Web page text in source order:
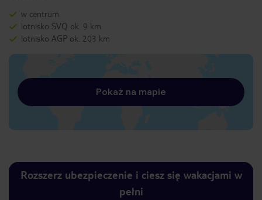
w centrum
lotnisko SVQ ok. 9 km
lotnisko AGP ok. 203 km
Pokaż na mapie
Rozszerz ubezpieczenie i ciesz się wakacjami w
pełni